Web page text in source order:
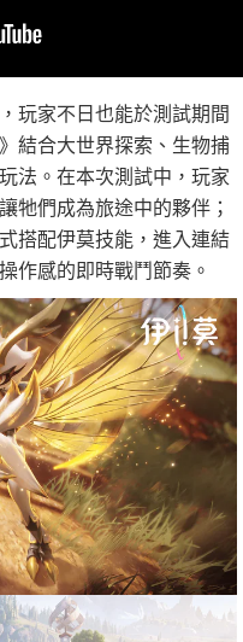
家不日也能於測試期間
結合大世界探索、生物捕
法。在本次測試中，玩家
牠們成為旅途中的夥伴；
搭配伊莫技能，進入連結
作感的即時戰鬥節奏。